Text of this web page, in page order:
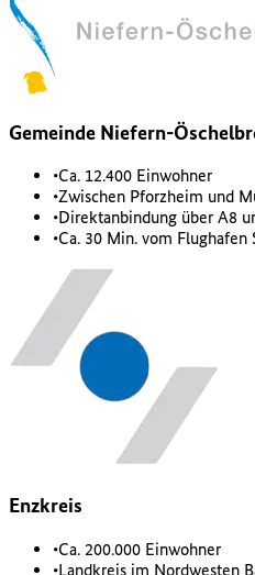
Gemeinde Niefern-
•Ca. 12.400 Einwohner
•Zwischen Pforzheim und
•Direktanbindung über A8
•Ca. 30 Min. vom Flughafen
Enzkreis
•Ca. 200.000 Einwohner
•Landkreis im Nordwesten